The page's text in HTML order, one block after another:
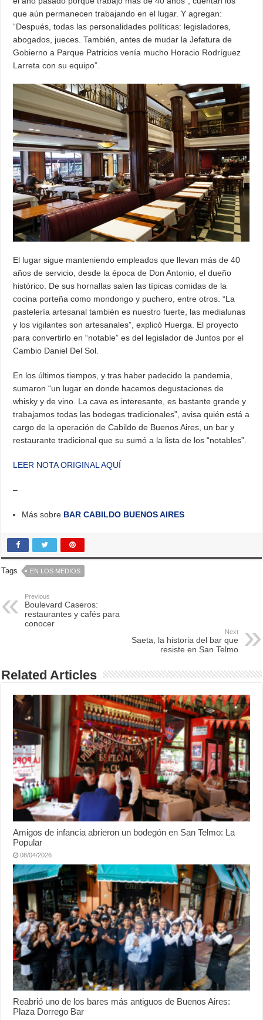
que aún permanecen trabajando en el lugar. Y agregan:
“Después, todas las personalidades políticas: legisladores,
abogados, jueces. También, antes de mudar la Jefatura de
Gobierno a Parque Patricios venía mucho Horacio Rodríguez
Larreta con su equipo”.
El lugar sigue manteniendo empleados que llevan más de 40
años de servicio, desde la época de Don Antonio, el dueño
histórico. De sus hornallas salen las típicas comidas de la
cocina porteña como mondongo y puchero, entre otros. “La
pastelería artesanal también es nuestro fuerte, las medialunas
y los vigilantes son artesanales”, explicó Huerga. El proyecto
para convertirlo en “notable” es del legislador de Juntos por el
Cambio Daniel Del Sol.
En los últimos tiempos, y tras haber padecido la pandemia,
sumaron “un lugar en donde hacemos degustaciones de
whisky y de vino. La cava es interesante, es bastante grande y
trabajamos todas las bodegas tradicionales”, avisa quién está a
cargo de la operación de Cabildo de Buenos Aires, un bar y
restaurante tradicional que su sumó a la lista de los “notables”.
LEER NOTA ORIGINAL AQUÍ
–
Más sobre BAR CABILDO BUENOS AIRES
Tags EN LOS MEDIOS
Previous
Boulevard Caseros:
restaurantes y cafés para
conocer
Next
Saeta, la historia del bar que
resiste en San Telmo
Related Articles
Amigos de infancia abrieron un bodegón en San Telmo: La
Popular
08/04/2026
Reabrió uno de los bares más antiguos de Buenos Aires:
Plaza Dorrego Bar